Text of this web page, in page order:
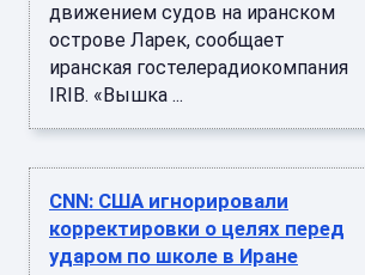
движением судов на иранском
острове Ларек, сообщает
иранская гостелерадиокомпания
IRIB. «Вышка ...
CNN: США игнорировали
корректировки о целях перед
ударом по школе в Иране